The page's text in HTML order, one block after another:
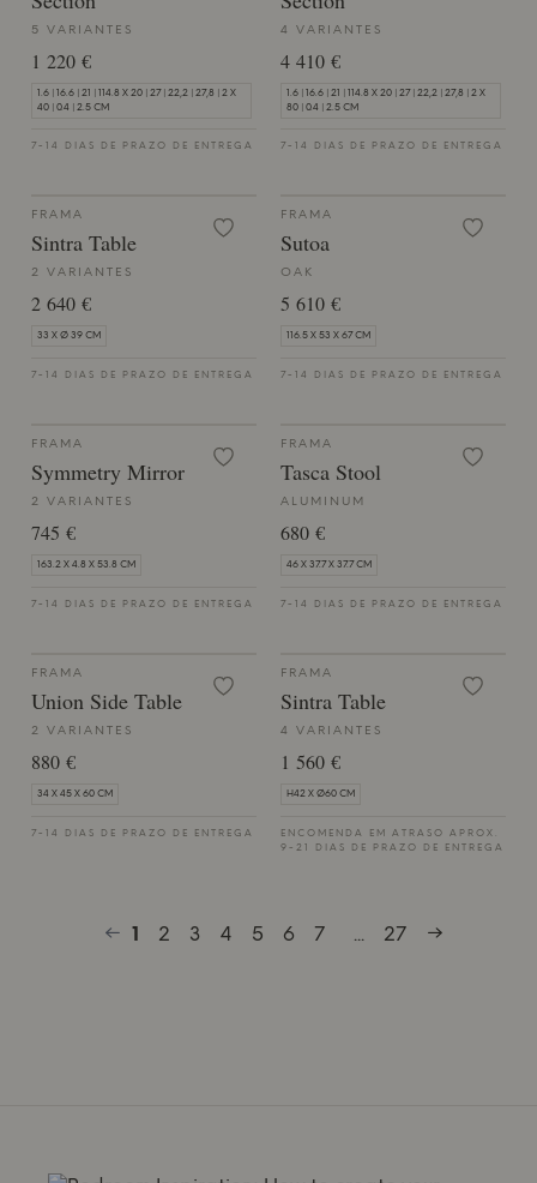
5 VARIANTES
1 220 €
1.6 | 16.6 | 21 | 114.8 X 20 | 27 | 22,2 | 27,8 | 2 X
40 | 0.4 | 2.5 CM
7-14 DIAS DE PRAZO DE ENTREGA
4 VARIANTES
4 410 €
1.6 | 16.6 | 21 | 114.8 X 20 | 27 | 22,2 | 27,8 | 2 X
80 | 0.4 | 2.5 CM
7-14 DIAS DE PRAZO DE ENTREGA
FRAMA
Sintra Table
2 VARIANTES
2 640 €
33 X Ø 39 CM
7-14 DIAS DE PRAZO DE ENTREGA
FRAMA
Sutoa
OAK
5 610 €
116.5 X 53 X 67 CM
7-14 DIAS DE PRAZO DE ENTREGA
FRAMA
Symmetry Mirror
2 VARIANTES
745 €
163.2 X 4.8 X 53.8 CM
7-14 DIAS DE PRAZO DE ENTREGA
FRAMA
Tasca Stool
ALUMINUM
680 €
46 X 37.7 X 37.7 CM
7-14 DIAS DE PRAZO DE ENTREGA
FRAMA
Union Side Table
2 VARIANTES
880 €
34 X 45 X 60 CM
7-14 DIAS DE PRAZO DE ENTREGA
FRAMA
Sintra Table
4 VARIANTES
1 560 €
H42 X Ø60 CM
ENCOMENDA EM ATRASO APROX.
9-21 DIAS DE PRAZO DE ENTREGA
1 2 3 4 5 6 7 ... 27